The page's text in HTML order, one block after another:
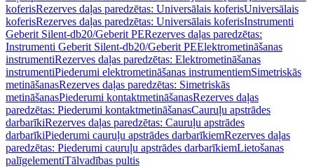
koferisRezerves daļas paredzētas: Universālais koferisUniversālais
koferisRezerves daļas paredzētas: Universālais koferisInstrumenti
Geberit Silent-db20/Geberit PERezerves daļas paredzētas:
Instrumenti Geberit Silent-db20/Geberit PEElektrometināšanas
instrumentiRezerves daļas paredzētas: Elektrometināšanas
instrumentiPiederumi elektrometināšanas instrumentiemSimetriskās
metināšanasRezerves daļas paredzētas: Simetriskās
metināšanasPiederumi kontaktmetināšanasRezerves daļas
paredzētas: Piederumi kontaktmetināšanasCauruļu apstrādes
darbarīkiRezerves daļas paredzētas: Cauruļu apstrādes
darbarīkiPiederumi cauruļu apstrādes darbarīkiemRezerves daļas
paredzētas: Piederumi cauruļu apstrādes darbarīkiemLietošanas
palīgelementiTālvadības pultis